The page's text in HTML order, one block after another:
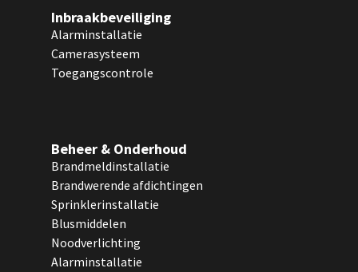
Inbraakbeveiliging
Alarminstallatie
Camerasysteem
Toegangscontrole
Beheer & Onderhoud
Brandmeldinstallatie
Brandwerende afdichtingen
Sprinklerinstallatie
Blusmiddelen
Noodverlichting
Alarminstallatie